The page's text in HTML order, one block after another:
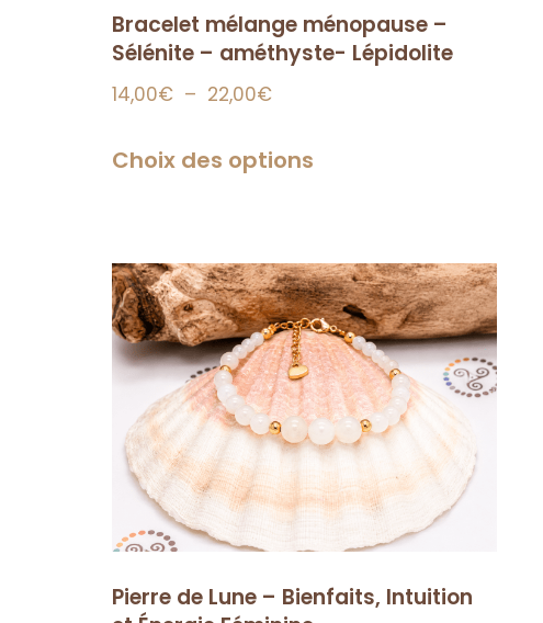
Bracelet mélange ménopause –
Sélénite – améthyste- Lépidolite
14,00€ – 22,00€
Choix des options
Pierre de Lune – Bienfaits, Intuition